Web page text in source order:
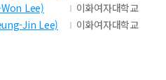
Lee)
이화여자대학교
Jin Lee)
이화여자대학교